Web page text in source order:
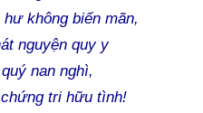
không biến mãn,
nguyện quy y
nan nghì,
tri hữu tình!